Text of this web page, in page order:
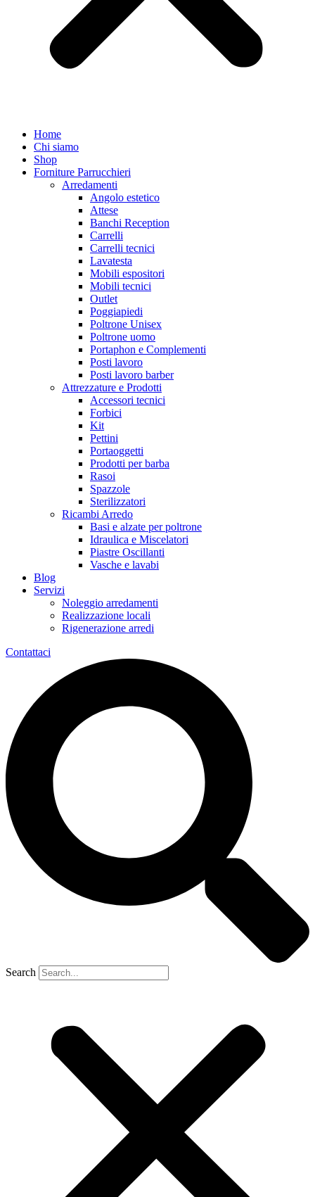
Home
Chi siamo
Shop
Forniture Parrucchieri
Arredamenti
Angolo estetico
Attese
Banchi Reception
Carrelli
Carrelli tecnici
Lavatesta
Mobili espositori
Mobili tecnici
Outlet
Poggiapiedi
Poltrone Unisex
Poltrone uomo
Portaphon e Complementi
Posti lavoro
Posti lavoro barber
Attrezzature e Prodotti
Accessori tecnici
Forbici
Kit
Pettini
Portaoggetti
Prodotti per barba
Rasoi
Spazzole
Sterilizzatori
Ricambi Arredo
Basi e alzate per poltrone
Idraulica e Miscelatori
Piastre Oscillanti
Vasche e lavabi
Blog
Servizi
Noleggio arredamenti
Realizzazione locali
Rigenerazione arredi
Contattaci
Search